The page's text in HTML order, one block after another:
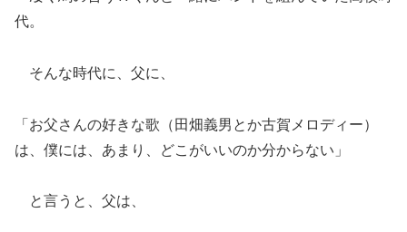
代。
そんな時代に、父に、
「お父さんの好きな歌（田畑義男とか古賀メロディー）
は、僕には、あまり、どこがいいのか分からない」
と言うと、父は、